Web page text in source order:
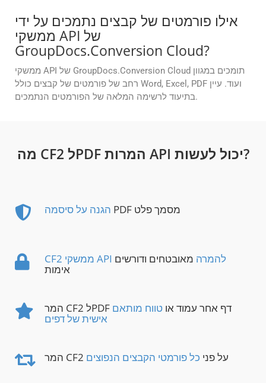
אילו פורמטים של קבצים נתמכים על ידי
ממשקי API של
GroupDocs.Conversion Cloud?
ממשקי API של GroupDocs.Conversion Cloud תומכים במגוון
רחב של פורמטים של קבצים כולל Word, Excel, PDF ועוד. עיין
בתיעוד לרשימה המלאה של הפורמטים הנתמכים.
מה CF2 לPDF המרות API יכול לעשות?
הגנה על סיסמה PDF מסמך פלט
CF2 ממשקי API להמרה מאובטחים ודורשים
אימות
המר CF2 לPDF דף אחר עמוד או טווח מותאם
אישית של דפים
המר CF2 על פני כל פורמטי הקבצים הנפוצים